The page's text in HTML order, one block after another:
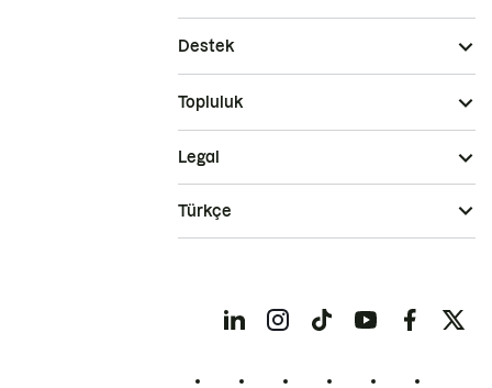
Destek
Topluluk
Legal
Türkçe